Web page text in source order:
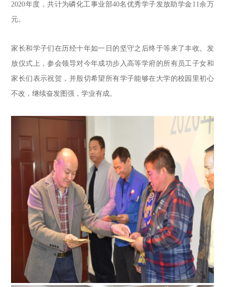
2020年度，共计为磷化工事业部40名优秀学子发放助学金11余万
元。
家长和学子们在历经十年如一日的坚守之后终于等来了丰收。发
放仪式上，参会领导对今年成功步入高等学府的所有员工子女和
家长们表示祝贺，并殷切希望所有学子能够在大学的校园里初心
不改，继续奋发图强，学业有成。